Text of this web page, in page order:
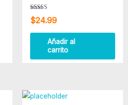
Valorado
con
de 5
$24.99
Añadir al
carrito